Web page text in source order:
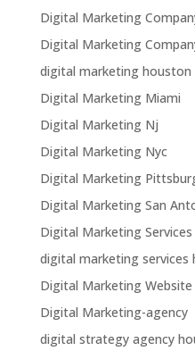
Digital Marketing
Digital Marketing
digital marketing houston
Digital Marketing Miami
Digital Marketing Nj
Digital Marketing Nyc
Digital Marketing
Digital Marketing San
Digital Marketing Services
digital marketing services
Digital Marketing Website
Digital Marketing-agency
digital strategy agency